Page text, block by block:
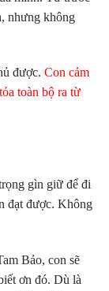
nhưng không
được. Con cảm
toàn bộ ra từ
gìn giữ để đi
đạt được. Không
Bảo, con sẽ
ơn đó. Dù là